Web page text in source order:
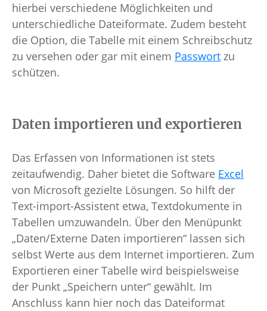
hierbei verschiedene Möglichkeiten und
unterschiedliche Dateiformate. Zudem besteht
die Option, die Tabelle mit einem Schreibschutz
zu versehen oder gar mit einem Passwort zu
schützen.
Daten importieren und exportieren
Das Erfassen von Informationen ist stets
zeitaufwendig. Daher bietet die Software Excel
von Microsoft gezielte Lösungen. So hilft der
Text-import-Assistent etwa, Textdokumente in
Tabellen umzuwandeln. Über den Menüpunkt
„Daten/Externe Daten importieren“ lassen sich
selbst Werte aus dem Internet importieren. Zum
Exportieren einer Tabelle wird beispielsweise
der Punkt „Speichern unter“ gewählt. Im
Anschluss kann hier noch das Dateiformat